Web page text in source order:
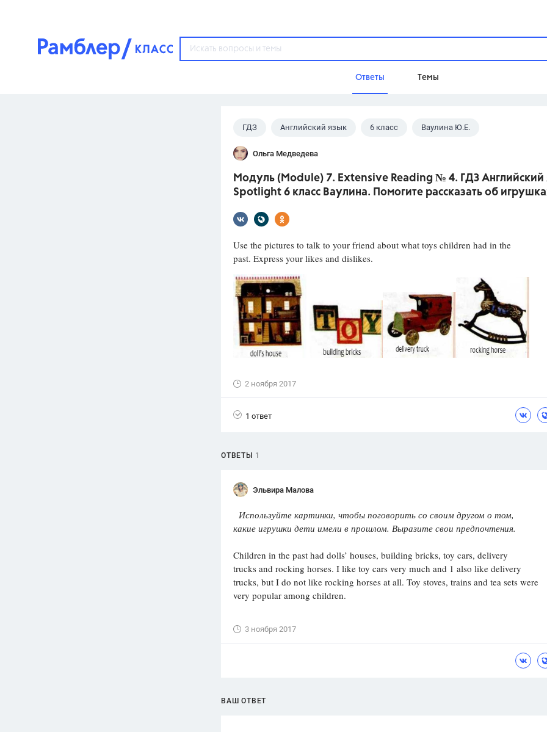
Ответы Темы
Популярные темы
ГДЗ
ОГЭ
ФИПИ
Вузы
ответа
Олимпиады
ответа
ответов
Домашнее задание
Школа
Учебники
Психология
Отношения,
Любовь, Красота,
ПОКАЗАТЬ ВСЕ
ГДЗ Английский язык 6 класс Ваулина Ю.Е.
Ольга Медведева
Модуль (Module) 7. Extensive Reading № 4. ГДЗ Английский
Spotlight 6 класс Ваулина. Помогите рассказать об
Use the pictures to talk to your friend about what toys children had in the
past. Express your likes and dislikes.
2 ноября 2017
1 ответ
ОТВЕТЫ 1
Эльвира Малова
Используйте картинки, чтобы поговорить со своим другом о том,
какие игрушки дети имели в прошлом. Выразите свои предпочтения.
Children in the past had dolls’ houses, building bricks, toy cars, delivery
trucks and rocking horses. I like toy cars very much and 1 also like delivery
trucks, but I do not like rocking horses at all. Toy stoves, trains and tea sets were
very popular among children.
3 ноября 2017
ВАШ ОТВЕТ